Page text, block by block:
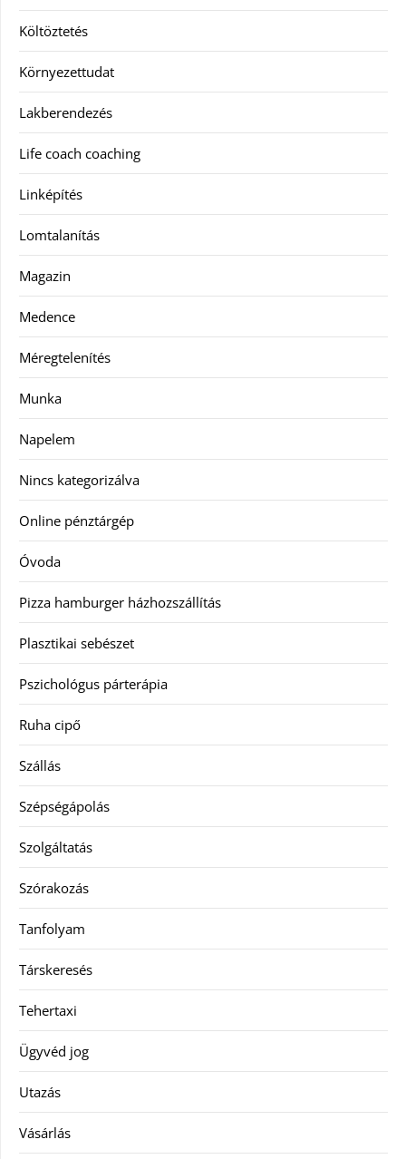
Költöztetés
Környezettudat
Lakberendezés
Life coach coaching
Linképítés
Lomtalanítás
Magazin
Medence
Méregtelenítés
Munka
Napelem
Nincs kategorizálva
Online pénztárgép
Óvoda
Pizza hamburger házhozszállítás
Plasztikai sebészet
Pszichológus párterápia
Ruha cipő
Szállás
Szépségápolás
Szolgáltatás
Szórakozás
Tanfolyam
Társkeresés
Tehertaxi
Ügyvéd jog
Utazás
Vásárlás